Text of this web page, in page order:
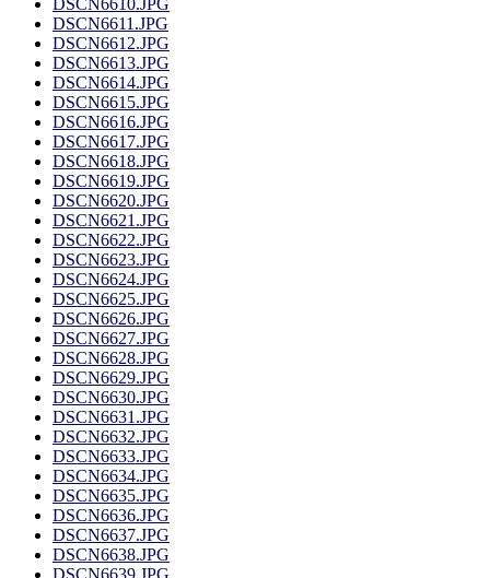
DSCN6610.JPG
DSCN6611.JPG
DSCN6612.JPG
DSCN6613.JPG
DSCN6614.JPG
DSCN6615.JPG
DSCN6616.JPG
DSCN6617.JPG
DSCN6618.JPG
DSCN6619.JPG
DSCN6620.JPG
DSCN6621.JPG
DSCN6622.JPG
DSCN6623.JPG
DSCN6624.JPG
DSCN6625.JPG
DSCN6626.JPG
DSCN6627.JPG
DSCN6628.JPG
DSCN6629.JPG
DSCN6630.JPG
DSCN6631.JPG
DSCN6632.JPG
DSCN6633.JPG
DSCN6634.JPG
DSCN6635.JPG
DSCN6636.JPG
DSCN6637.JPG
DSCN6638.JPG